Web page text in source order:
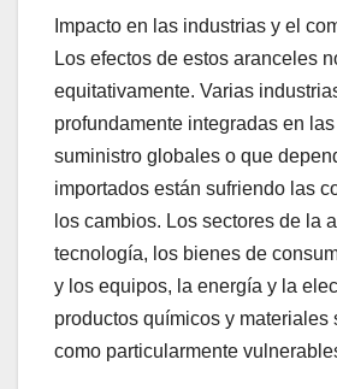
Impacto en las industrias y el
Los efectos de estos aranceles
equitativamente. Varias
profundamente integradas en
suministro globales o que
importados están sufriendo las
los cambios. Los sectores de la
tecnología, los bienes de
y los equipos, la energía y la
productos químicos y materiales
como particularmente